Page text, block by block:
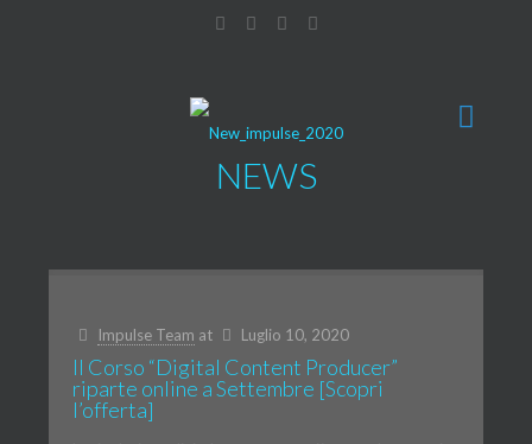
NEWS
Impulse Team at Luglio 10, 2020
Il Corso “Digital Content Producer”
riparte online a Settembre [Scopri
l’offerta]